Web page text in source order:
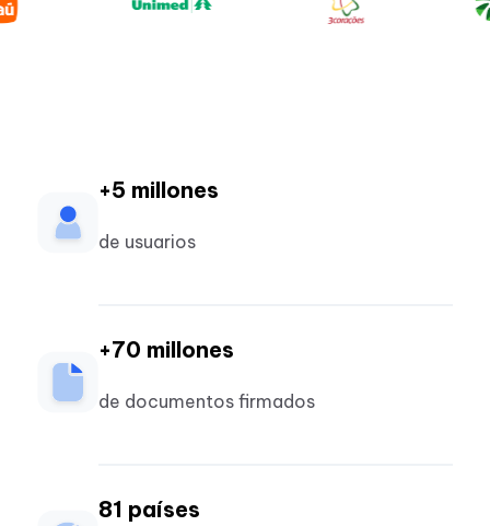
+5 millones
de usuarios
+70 millones
de documentos firmados
81 países